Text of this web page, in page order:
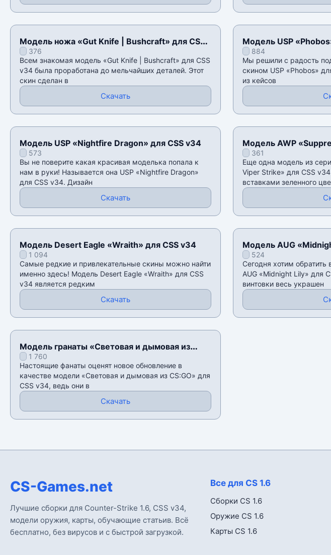
Модель ножа «Gut Knife | Bushcraft» для CSS
v34376
Всем знакомая модель «Gut Knife | Bushcraft» для CSS
v34 была проработана до мельчайших деталей. Этот
скин сделан в
Скачать
Модель USP
884
Мы решили с радость
скином USP «Phobos»
из кейсов
Модель USP «Nightfire Dragon» для CSS v34
573
Вы не поверите какая красивая моделька попала к
нам в руки! Называется она USP «Nightfire Dragon»
для CSS v34. Дизайн
Скачать
Модель AWP
Strike» для CSS v34
361
Еще одна модель из
Viper Strike» для CSS
вставками зеленного
Модель Desert Eagle «Wraith» для CSS v34
1 094
Самые редкие и привлекательные скины можно найти
именно здесь! Модель Desert Eagle «Wraith» для CSS
v34 является редким
Скачать
Модель AUG
524
Сегодня хотим
AUG «Midnight Lily» для
винтовки весь украшен
Модель гранаты «Световая и дымовая из
CS:GO» для CSS v34
1 760
Настоящие фанаты оценят новое обновление в
качестве модели «Световая и дымовая из CS:GO» для
CSS v34, ведь они в
Скачать
CS-Games.net
Лучшие сборки для Counter-Strike 1.6, CSS v34,
модели оружия, карты, обучающие статьив. Всё
бесплатно, без вирусов и с быстрой загрузкой.
Все для CS 1.6
Сборки CS 1.6
Оружие CS 1.6
Карты CS 1.6